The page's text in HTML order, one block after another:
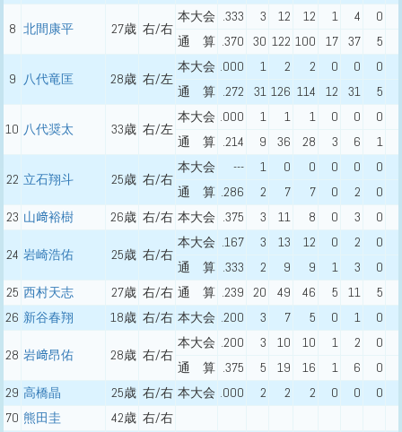
8 北間康平 27歳 右/右
本大会 .333 3 12 12 1 4 0
通 算 .370 30 122 100 17 37 5
9 八代竜匡 28歳 右/左
本大会 .000 1 2 2 0 0 0
通 算 .272 31 126 114 12 31 5
10 八代奨太 33歳 右/左
本大会 .000 1 1 1 0 0 0
通 算 .214 9 36 28 3 6 1
22 立石翔斗 25歳 右/右
本大会 --- 1 0 0 0 0 0
通 算 .286 2 7 7 0 2 0
23 山﨑裕樹 26歳 右/右 本大会 .375 3 11 8 0 3 0
24 岩崎浩佑 25歳 右/右
本大会 .167 3 13 12 0 2 0
通 算 .333 2 9 9 1 3 0
25 西村天志 27歳 右/右 通 算 .239 20 49 46 5 11 5
26 新谷春翔 18歳 右/右 本大会 .200 3 7 5 0 1 0
28 岩﨑昂佑 28歳 右/右
本大会 .200 3 10 10 1 2 0
通 算 .375 5 19 16 1 6 0
29 高橋晶 25歳 右/右 本大会 .000 2 2 2 0 0 0
70 熊田圭 42歳 右/右